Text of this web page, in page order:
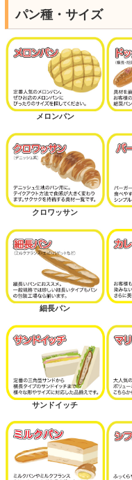
パン種・サイズ
メロンパン
クロワッサン
細長パン
サンドイッチ